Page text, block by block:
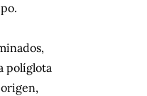
políglota